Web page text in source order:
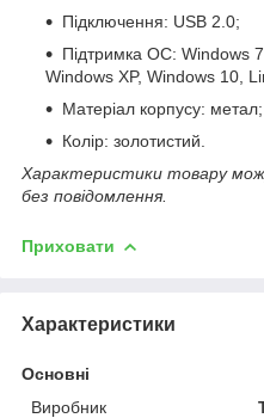
Підключення: USB 2.0;
Підтримка ОС: Windows
Windows XP, Windows 10,
Матеріал корпусу: метал;
Колір: золотистий.
Характеристики товару
без повідомлення.
Приховати
Характеристики
Основні
Виробник